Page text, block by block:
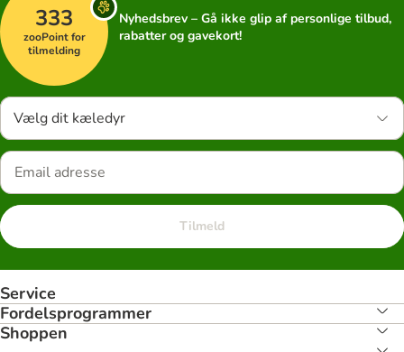
333
zooPoint for
tilmelding
Nyhedsbrev – Gå ikke glip af personlige tilbud,
rabatter og gavekort!
Vælg dit kæledyr
Tilmeld
Service
Fordelsprogrammer
Shoppen